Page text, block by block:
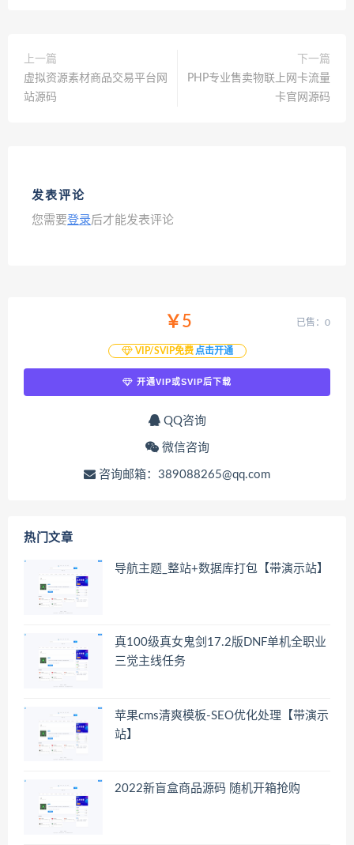
上一篇
虚拟资源素材商品交易平台网
站源码
下一篇
PHP专业售卖物联上网卡流量
卡官网源码
发表评论
您需要登录后才能发表评论
￥5
VIP/SVIP免费 点击开通
已售：0
开通VIP或SVIP后下载
QQ咨询
微信咨询
咨询邮箱：389088265@qq.com
热门文章
导航主题_整站+数据库打包【带演示站】
真100级真女鬼剑17.2版DNF单机全职业
三觉主线任务
苹果cms清爽模板-SEO优化处理【带演示
站】
2022新盲盒商品源码 随机开箱抢购